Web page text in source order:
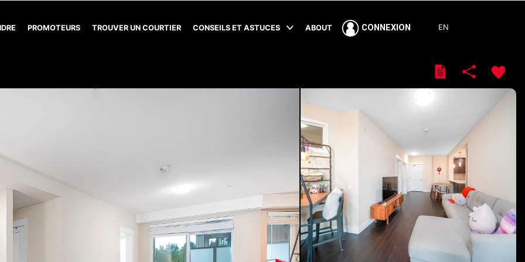
PROMOTEURS TROUVER UN COURTIER CONSEILS ET ASTUCES ABOUT CONNEXION EN